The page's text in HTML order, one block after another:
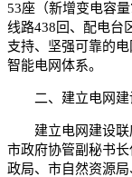
53座（新增变电容
线路438回、配电台
支持、坚强可靠的
智能电网体系。
二、建立电网
建立电网建设
市政府协管副秘书
政局、市自然资源